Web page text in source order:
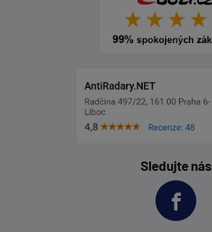
Sledujte nás